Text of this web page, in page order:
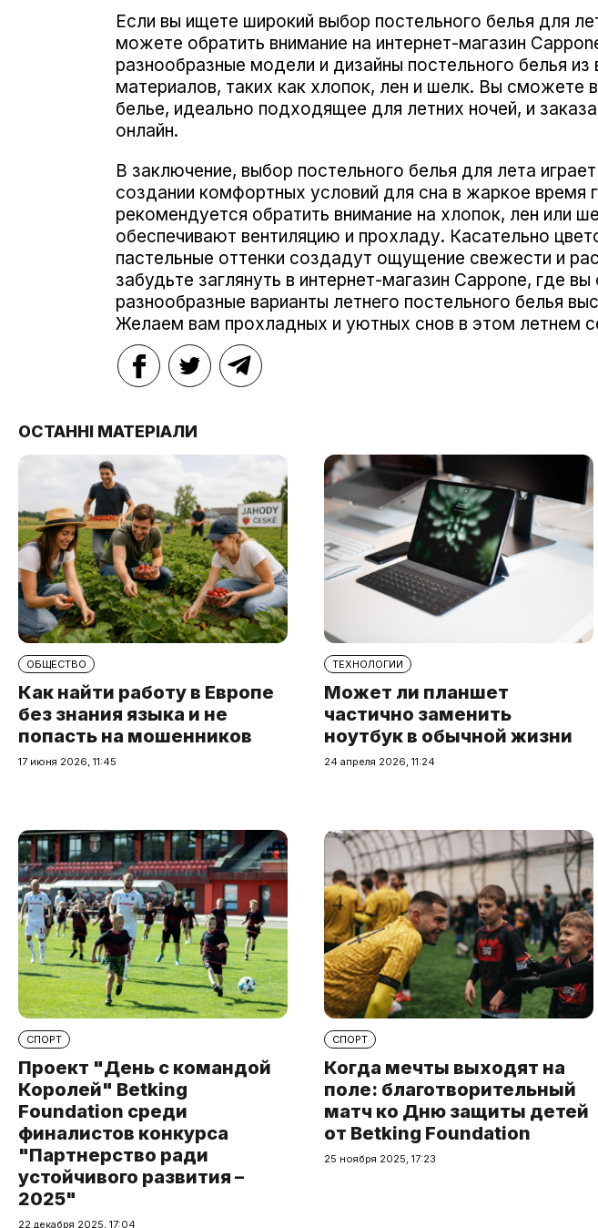
Если вы ищете широкий выбор постельного белья для
можете обратить внимание на интернет-магазин
разнообразные модели и дизайны постельного белья из
материалов, таких как хлопок, лен и шелк. Вы сможете
белье, идеально подходящее для летних ночей, и
онлайн.
В заключение, выбор постельного белья для лета
создании комфортных условий для сна в жаркое время
рекомендуется обратить внимание на хлопок, лен или
обеспечивают вентиляцию и прохладу. Касательно
пастельные оттенки создадут ощущение свежести и
забудьте заглянуть в интернет-магазин Cappone, где
разнообразные варианты летнего постельного белья
Желаем вам прохладных и уютных снов в этом летнем
ОСТАННІ МАТЕРІАЛИ
ОБЩЕСТВО
Как найти работу в Европе
без знания языка и не
попасть на мошенников
17 июня 2026, 11:45
ТЕХНОЛОГИИ
Может ли планшет
частично заменить
ноутбук в обычной жизни
24 апреля 2026, 11:24
СПОРТ
Проект "День с командой
Королей" Betking
Foundation среди
финалистов конкурса
"Партнерство ради
устойчивого развития –
2025"
22 декабря 2025, 17:04
СПОРТ
Когда мечты выходят на
поле: благотворительный
матч ко Дню защиты детей
от Betking Foundation
25 ноября 2025, 17:23